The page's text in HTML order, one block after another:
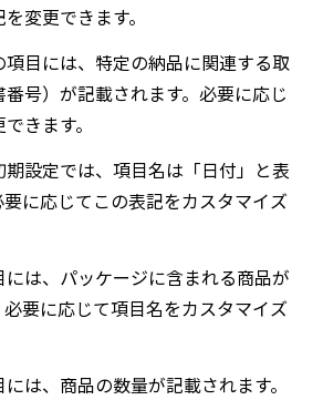
変更できます。
項目には、特定の納品に関連する取
号）が記載されます。必要に応じ
きます。
期設定では、項目名は「日付」と表
に応じてこの表記をカスタマイズ
には、パッケージに含まれる商品が
要に応じて項目名をカスタマイズ
には、商品の数量が記載されます。